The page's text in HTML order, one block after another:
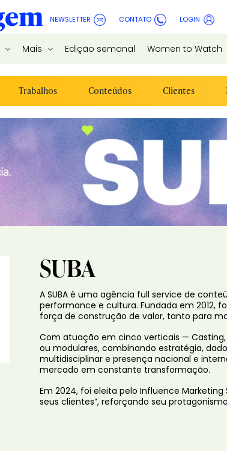
NEWSLETTER CONTATO LOGIN
Mais Edição semanal Women to Watch
Trabalhos Conteúdos Clientes
SUBA
A SUBA é uma agência full service de
performance e cultura. Fundada em 2012,
força de construção de valor, tanto para
Com atuação em cinco verticais —
ou modulares, combinando estratégia,
multidisciplinar e presença nacional e
mercado em constante transformação.
Em 2024, foi eleita pelo Influence
seus clientes”, reforçando seu